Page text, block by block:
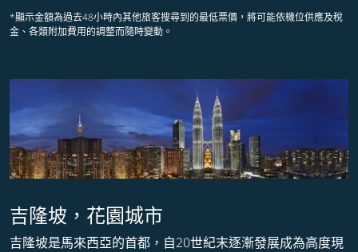
*顯示金額為過去48小時內其他旅客搜尋到的最低票價，將可能依機位供應及稅
金、各類附加費用的調整而隨時變動。
吉隆坡，花園城市
吉隆坡是馬來西亞的首都，自20世紀末逐漸發展成為高度現